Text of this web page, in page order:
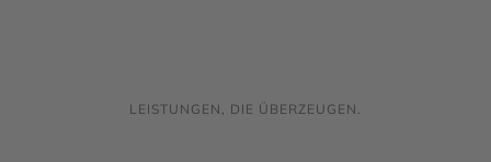
LEISTUNGEN, DIE ÜBERZEUGEN.